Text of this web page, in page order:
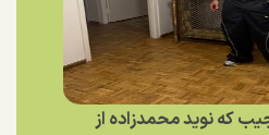
که نوید محمدزاده از